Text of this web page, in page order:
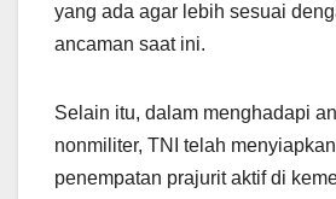
yang ada agar lebih sesuai
ancaman saat ini.
Selain itu, dalam menghadapi
nonmiliter, TNI telah
penempatan prajurit aktif di